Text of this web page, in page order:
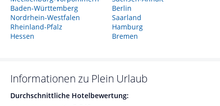
Baden-Württemberg
Nordrhein-Westfalen
Rheinland-Pfalz
Hessen
Berlin
Saarland
Hamburg
Bremen
Informationen zu Plein Urlaub
Durchschnittliche Hotelbewertung: